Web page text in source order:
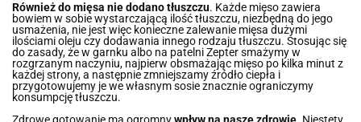
Również do mięsa nie dodano tłuszczu. Każde mięso zawiera
bowiem w sobie wystarczającą ilość tłuszczu, niezbędną do jego
usmażenia, nie jest więc konieczne zalewanie mięsa dużymi
ilościami oleju czy dodawania innego rodzaju tłuszczu. Stosując się
do zasady, że w garnku albo na patelni Zepter smażymy w
rozgrzanym naczyniu, najpierw obsmażając mięso po kilka minut z
każdej strony, a następnie zmniejszamy źródło ciepła i
przygotowujemy je we własnym sosie znacznie ograniczymy
konsumpcję tłuszczu.